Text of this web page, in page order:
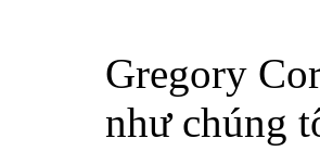
Gregory
như chúng